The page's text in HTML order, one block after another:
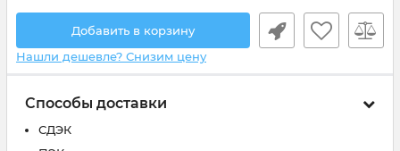
Добавить в корзину
Нашли дешевле? Снизим цену
Способы доставки
СДЭК